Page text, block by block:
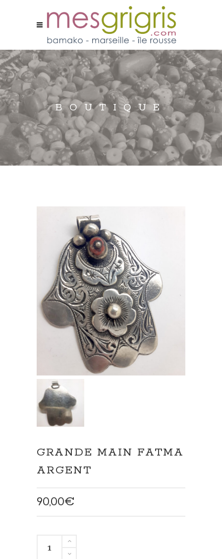
BOUTIQUE
GRANDE MAIN FATMA
ARGENT
90,00€